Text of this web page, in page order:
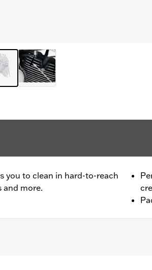
you to clean in hard-to-reach
and more.